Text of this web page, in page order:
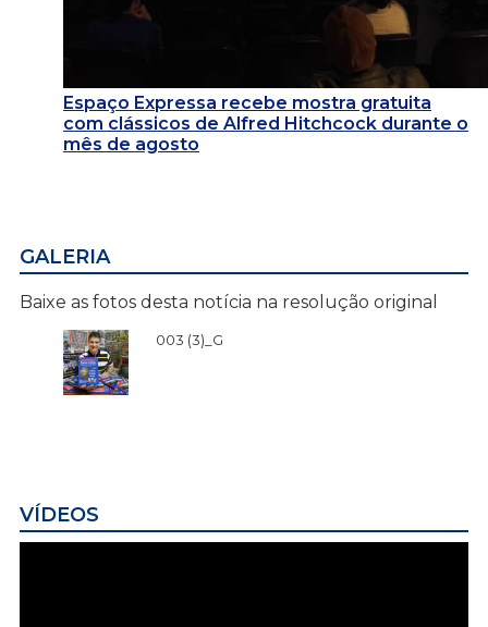
Espaço Expressa recebe mostra gratuita
com clássicos de Alfred Hitchcock durante o
mês de agosto
GALERIA
Baixe as fotos desta notícia na resolução original
003 (3)_G
VÍDEOS